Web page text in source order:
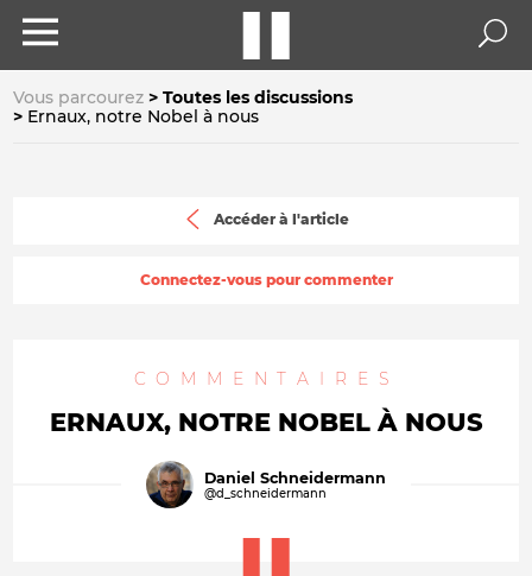
Vous parcourez
Toutes les discussions
Ernaux, notre Nobel à nous
Accéder à l'article
Connectez-vous pour commenter
COMMENTAIRES
ERNAUX, NOTRE NOBEL À NOUS
Daniel Schneidermann
@d_schneidermann